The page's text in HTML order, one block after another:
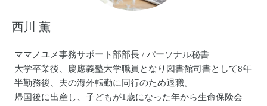
西川 薫
ママノユメ事務サポート部部長 / パーソナル秘書
大学卒業後、慶應義塾大学職員となり図書館司書として8年
半勤務後、夫の海外転勤に同行のため退職。
帰国後に出産し、子どもが1歳になった年から生命保険会